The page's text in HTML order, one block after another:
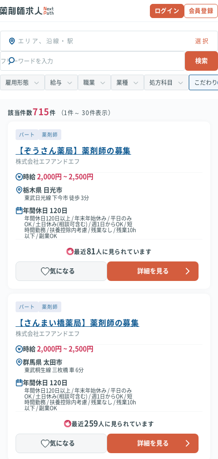
ログイン 会員登録
エリア、沿線・駅
検索
雇用形態 給与 職業 業種 処方科目 こだわり
該当件数715件 （1件～ 30件表示）
パート 薬剤師
【ぞうさん薬局】薬剤師の募集
株式会社エフアンドエフ
時給 2,000円 ~ 2,500円
栃木県 日光市
東武日光線 下今市 徒歩 3分
年間休日 120日
年間休日120日以上 / 年末年始休み / 平日のみ
OK / 土日休み(相談可含む) / 週1日からOK / 短
時間勤務 / 扶養控除内考慮 / 残業なし / 残業10h
以下 / 副業OK
最近81 人に見られています
気になる 詳細を見る
パート 薬剤師
【さんまい橋薬局】薬剤師の募集
株式会社エフアンドエフ
時給 2,000円 ~ 2,500円
群馬県 太田市
東武桐生線 三枚橋 車 6分
年間休日 120日
年間休日120日以上 / 年末年始休み / 平日のみ
OK / 土日休み(相談可含む) / 週1日からOK / 短
時間勤務 / 扶養控除内考慮 / 残業なし / 残業10h
以下 / 副業OK
最近259 人に見られています
気になる 詳細を見る